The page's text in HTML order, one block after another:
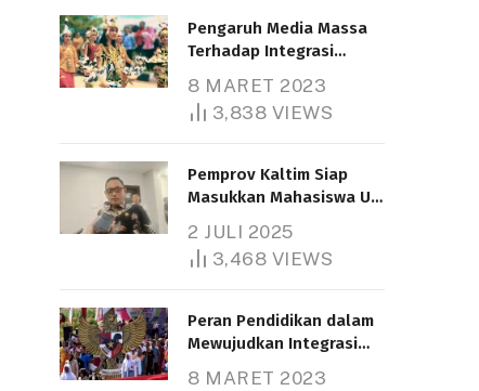
Pengaruh Media Massa
Terhadap Integrasi
8 MARET 2023
3,838 VIEWS
Pemprov Kaltim Siap
Masukkan Mahasiswa UT
Bantuan Pendidikan
Gratispol
2 JULI 2025
3,468 VIEWS
Peran Pendidikan dalam
Mewujudkan Integrasi
8 MARET 2023